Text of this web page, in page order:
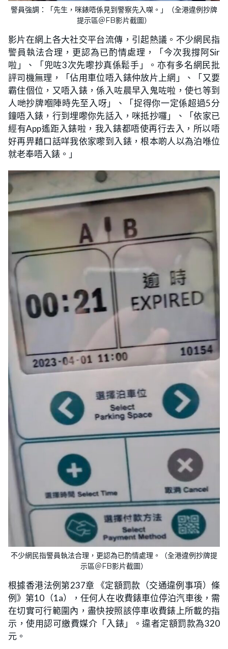
警員強調：「先生，咪錶唔係見到警察先入㗎。」（全港違例抄牌
提示區＠FB影片截圖）
影片在網上各大社交平台流傳，引起熱議。不少網民指
警員執法合理，更認為已酌情處理，「今次我撐阿Sir
啦」、「兜咗3次先嚟抄真係鬆手」。亦有多名網民批
評司機無理，「佔用車位唔入錶仲放片上網」、「又要
霸住個位，又唔入錶，係入咗晨早入鬼咗啦，使乜等到
人哋抄牌嗰陣時先至入呀」、「捉得你一定係超過5分
鐘唔入錶，行到埋嚟你先話入，咪抵抄囉」、「依家已
經有App遙距入錶啦，我入錶都唔使再行去入，所以唔
好再畀藉口話咩我依家嚟到入錶，根本啲人以為泊喺位
就老奉唔入錶。」
不少網民指警員執法合理，更認為已酌情處理。（全港違例抄牌提
示區＠FB影片截圖）
根據香港法例第237章 《定額罰款（交通違例事項）條
例》第10（1a），任何人在收費錶車位停泊汽車後，需
在切實可行範圍內，盡快按照該停車收費錶上所載的指
示，使用認可繳費媒介「入錶」。違者定額罰款為320
元。